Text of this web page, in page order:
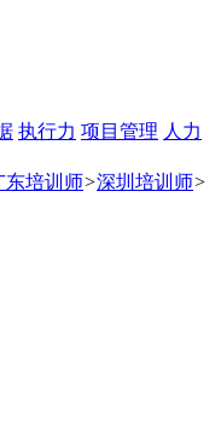
执行力 项目管理 人力
东培训师>深圳培训师>